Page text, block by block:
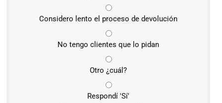
Considero lento el proceso de devolución
No tengo clientes que lo pidan
Otro ¿cuál?
Respondí 'Sí'